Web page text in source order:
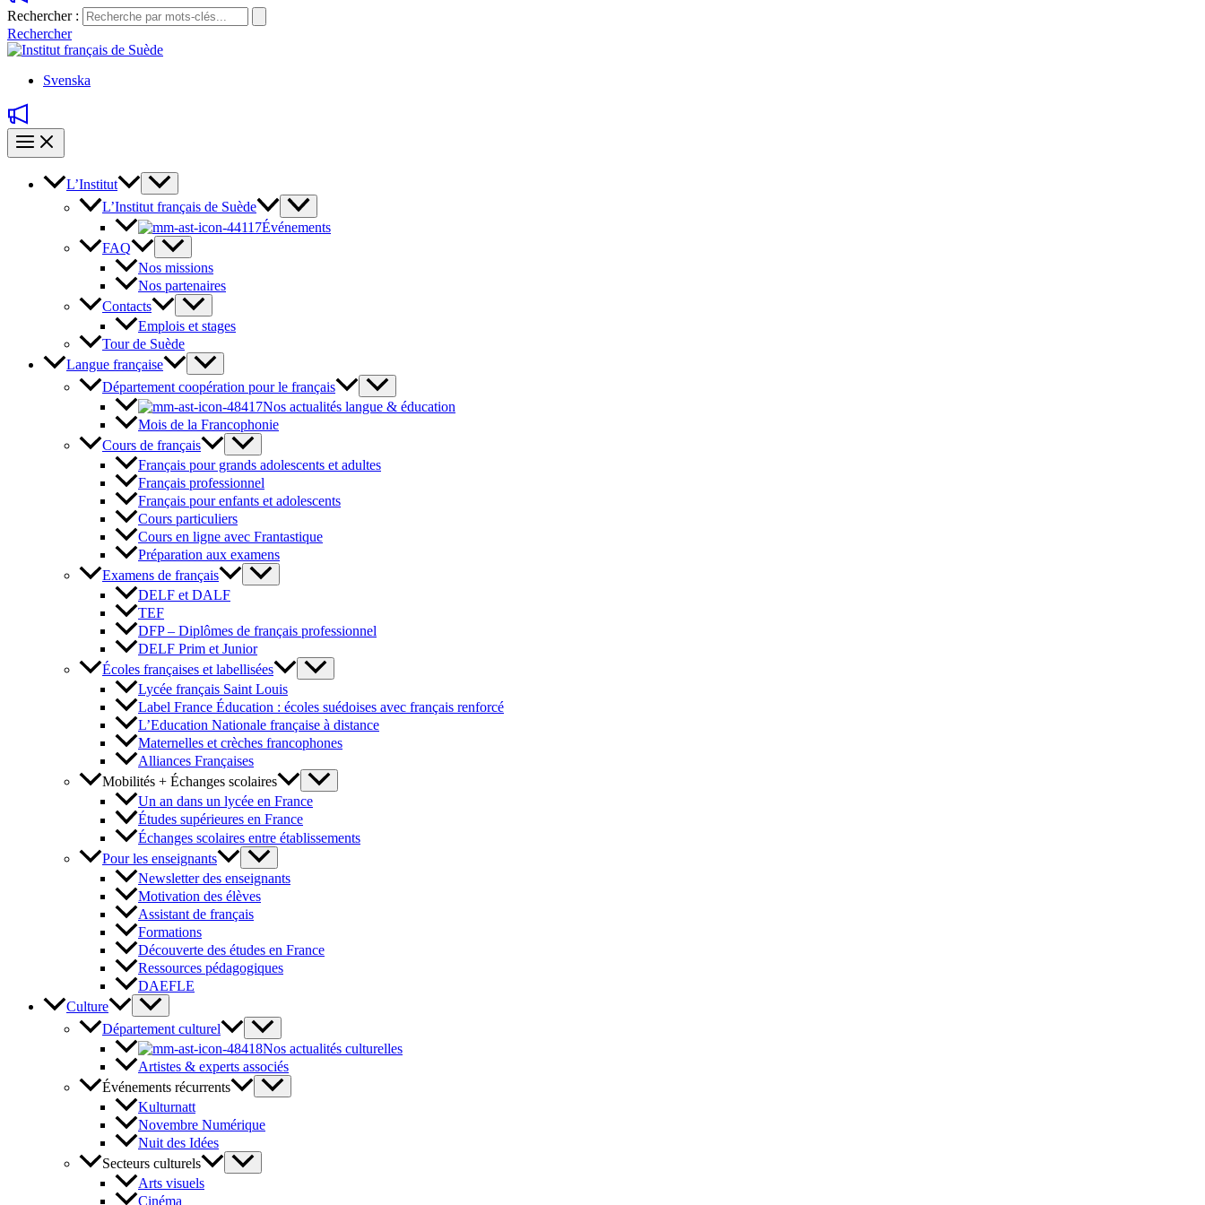
Rechercher :
Rechercher
Svenska
L’Institut
L’Institut français de Suède
Événements
FAQ
Nos missions
Nos partenaires
Contacts
Emplois et stages
Tour de Suède
Langue française
Département coopération pour le français
Nos actualités langue & éducation
Mois de la Francophonie
Cours de français
Français pour grands adolescents et adultes
Français professionnel
Français pour enfants et adolescents
Cours particuliers
Cours en ligne avec Frantastique
Préparation aux examens
Examens de français
DELF et DALF
TEF
DFP – Diplômes de français professionnel
DELF Prim et Junior
Écoles françaises et labellisées
Lycée français Saint Louis
Label France Éducation : écoles suédoises avec français renforcé
L’Education Nationale française à distance
Maternelles et crèches francophones
Alliances Françaises
Mobilités + Échanges scolaires
Un an dans un lycée en France
Études supérieures en France
Échanges scolaires entre établissements
Pour les enseignants
Newsletter des enseignants
Motivation des élèves
Assistant de français
Formations
Découverte des études en France
Ressources pédagogiques
DAEFLE
Culture
Département culturel
Nos actualités culturelles
Artistes & experts associés
Événements récurrents
Kulturnatt
Novembre Numérique
Nuit des Idées
Secteurs culturels
Arts visuels
Cinéma